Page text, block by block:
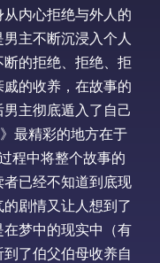
内心拒绝与外人的
主不断沉浸入个人
的拒绝、拒绝、拒
的收养，在故事的
主彻底遁入了自己
最精彩的地方在于
程中将整个故事的
已经不知道到底现
剧情又让人想到了
梦中的现实中（有
了伯父伯母收养自